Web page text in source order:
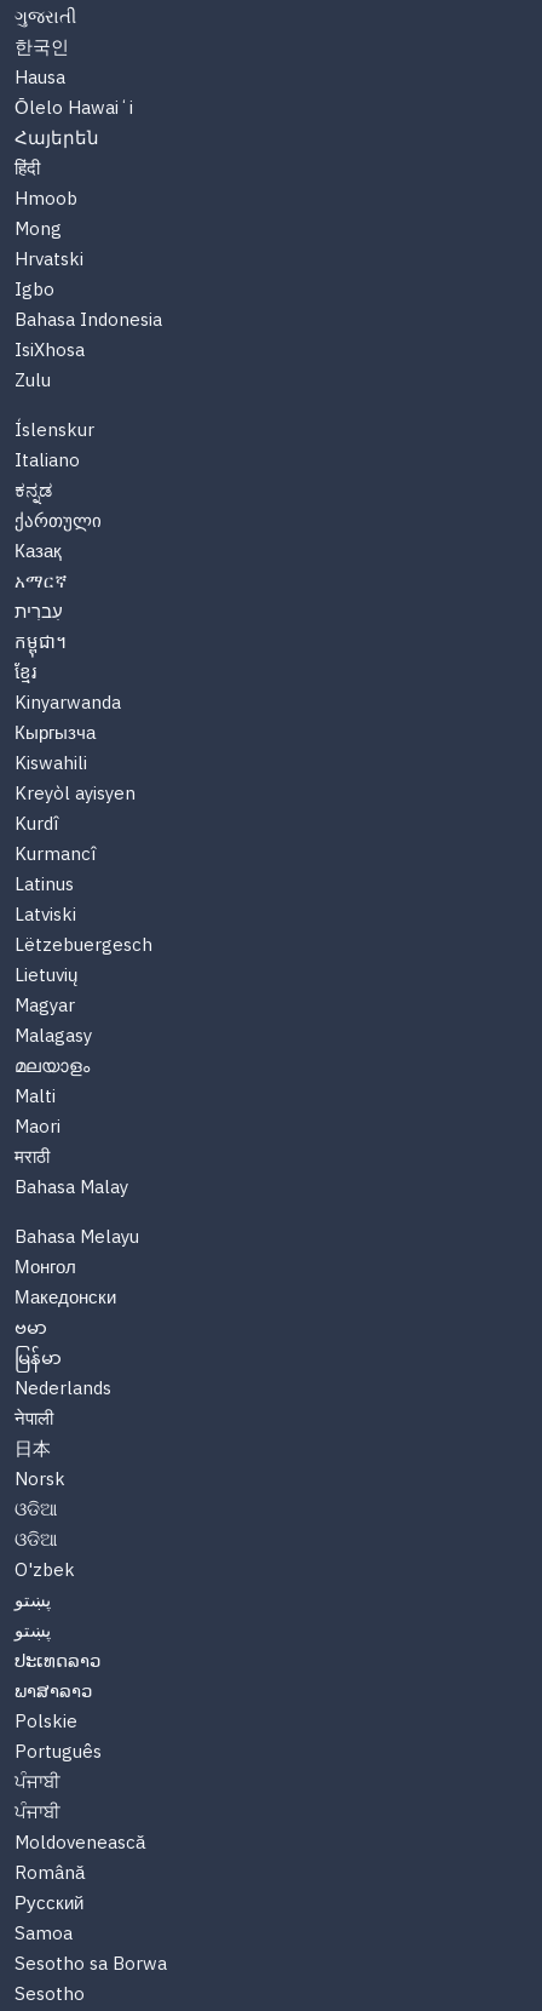
ગુજરાતી
한국인
Hausa
Ōlelo Hawaiʻi
Հայերեն
हिंदी
Hmoob
Mong
Hrvatski
Igbo
Bahasa Indonesia
IsiXhosa
Zulu
Íslenskur
Italiano
ಕನ್ನಡ
ქართული
Казақ
አማርኛ
עִברִית
កម្ពុជា។
ខ្មែរ
Kinyarwanda
Кыргызча
Kiswahili
Kreyòl ayisyen
Kurdî
Kurmancî
Latinus
Latviski
Lëtzebuergesch
Lietuvių
Magyar
Malagasy
മലയാളം
Malti
Maori
मराठी
Bahasa Malay
Bahasa Melayu
Монгол
Македонски
ဗမာ
မြန်မာ
Nederlands
नेपाली
日本
Norsk
ଓଡିଆ
ଓଡିଆ
O'zbek
پښتو
پښتو
ປະເທດລາວ
ພາສາລາວ
Polskie
Português
ਪੰਜਾਬੀ
ਪੰਜਾਬੀ
Moldovenească
Română
Русский
Samoa
Sesotho sa Borwa
Sesotho